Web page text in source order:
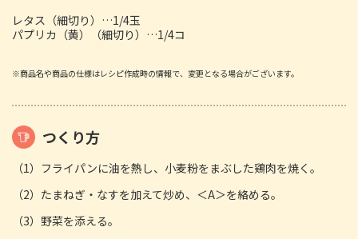
レタス（細切り）…1/4玉
パプリカ（黄）（細切り）…1/4コ
※商品名や商品の仕様はレシピ作成時の情報で、変更となる場合がございます。
つくり方
（1）フライパンに油を熱し、小麦粉をまぶした鶏肉を焼く。
（2）たまねぎ・なすを加えて炒め、＜A＞を絡める。
（3）野菜を添える。